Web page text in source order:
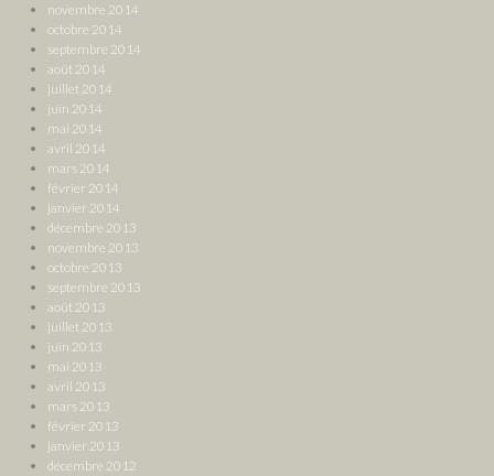
novembre 2014
octobre 2014
septembre 2014
août 2014
juillet 2014
juin 2014
mai 2014
avril 2014
mars 2014
février 2014
janvier 2014
décembre 2013
novembre 2013
octobre 2013
septembre 2013
août 2013
juillet 2013
juin 2013
mai 2013
avril 2013
mars 2013
février 2013
janvier 2013
décembre 2012